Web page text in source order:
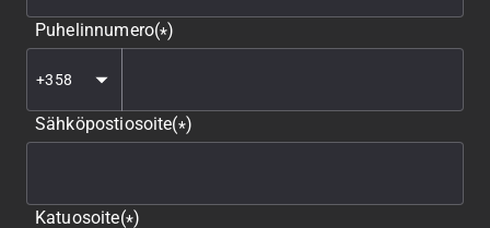
Puhelinnumero(*)
Sähköpostiosoite(*)
Katuosoite(*)